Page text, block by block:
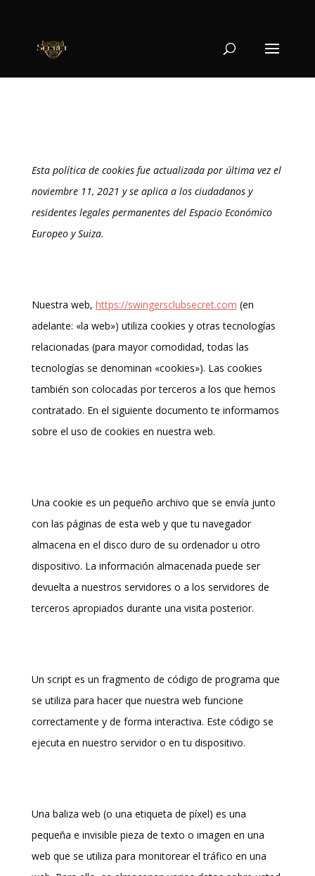
Esta política de cookies fue actualizada por última vez el
noviembre 11, 2021 y se aplica a los ciudadanos y
residentes legales permanentes del Espacio Económico
Europeo y Suiza.
Nuestra web, https://swingersclubsecret.com (en
adelante: «la web») utiliza cookies y otras tecnologías
relacionadas (para mayor comodidad, todas las
tecnologías se denominan «cookies»). Las cookies
también son colocadas por terceros a los que hemos
contratado. En el siguiente documento te informamos
sobre el uso de cookies en nuestra web.
Una cookie es un pequeño archivo que se envía junto
con las páginas de esta web y que tu navegador
almacena en el disco duro de su ordenador u otro
dispositivo. La información almacenada puede ser
devuelta a nuestros servidores o a los servidores de
terceros apropiados durante una visita posterior.
Un script es un fragmento de código de programa que
se utiliza para hacer que nuestra web funcione
correctamente y de forma interactiva. Este código se
ejecuta en nuestro servidor o en tu dispositivo.
Una baliza web (o una etiqueta de píxel) es una
pequeña e invisible pieza de texto o imagen en una
web que se utiliza para monitorear el tráfico en una